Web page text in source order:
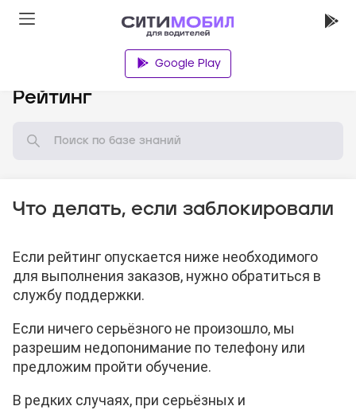
Google Play
Рейтинг
Что делать, если заблокировали
Если рейтинг опускается ниже необходимого
для выполнения заказов, нужно обратиться в
службу поддержки.
Если ничего серьёзного не произошло, мы
разрешим недопонимание по телефону или
предложим пройти обучение.
В редких случаях, при серьёзных и